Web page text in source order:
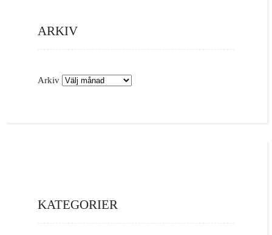
ARKIV
Arkiv
KATEGORIER